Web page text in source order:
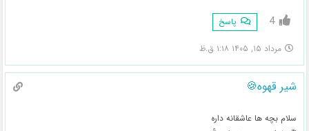
4 پاسخ
مرداد ۱۵, ۱۴۰۵ ۱:۱۸ ق.ظ
شیر قهوه🍪
سلام بچه ها عاشقانه داره